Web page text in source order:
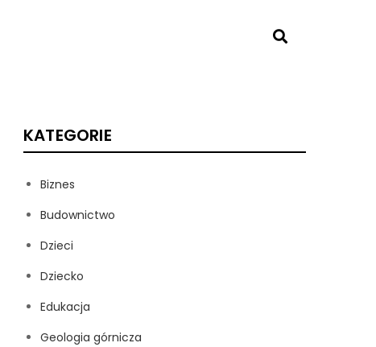
KATEGORIE
Biznes
Budownictwo
Dzieci
Dziecko
Edukacja
Geologia górnicza